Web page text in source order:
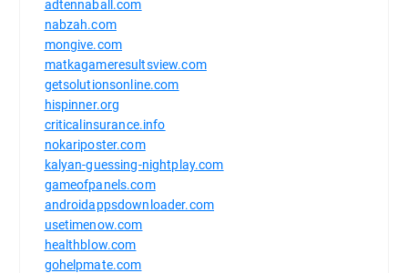
adtennaball.com
nabzah.com
mongive.com
matkagameresultsview.com
getsolutionsonline.com
hispinner.org
criticalinsurance.info
nokariposter.com
kalyan-guessing-nightplay.com
gameofpanels.com
androidappsdownloader.com
usetimenow.com
healthblow.com
gohelpmate.com